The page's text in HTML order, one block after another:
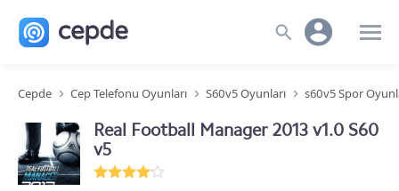
Cepde Cep Telefonu Oyunları S60v5 Oyunları s60v5 Spor
Real Football Manager 2013 v1.0 S60
v5